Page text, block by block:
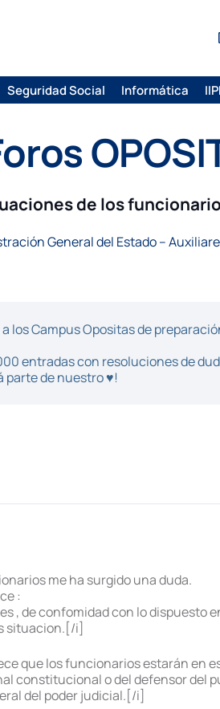
Seguridad Social Informática
de los
General del Estado –
los Campus Opositas de
entradas con resoluciones de
parte de nuestro ♥!
me ha surgido una duda.
:
, de confomidad con lo dispuesto
situacion.[/i]
que los funcionarios estarán en
constitucional o del defensor
del poder judicial.[/i]